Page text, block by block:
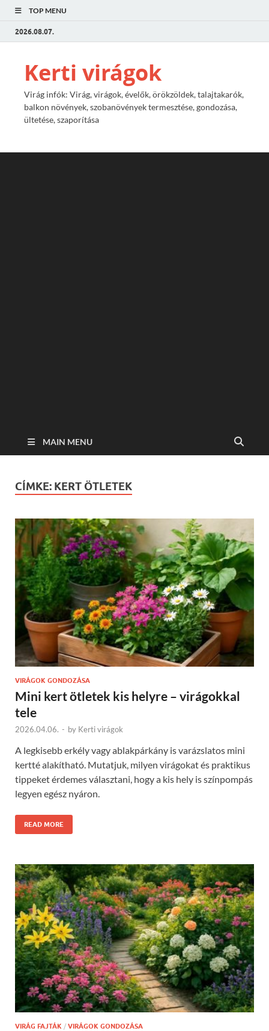
TOP MENU
2026.08.07.
Kerti virágok
Virág infók: Virág, virágok, évelők, örökzöldek, talajtakarók,
balkon növények, szobanövények termesztése, gondozása,
ültetése, szaporítása
MAIN MENU
CÍMKE: KERT ÖTLETEK
VIRÁGOK GONDOZÁSA
Mini kert ötletek kis helyre – virágokkal
tele
2026.04.06. - by Kerti virágok
A legkisebb erkély vagy ablakpárkány is varázslatos mini
kertté alakítható. Mutatjuk, milyen virágokat és praktikus
tippeket érdemes választani, hogy a kis hely is színpompás
legyen egész nyáron.
READ MORE
VIRÁG FAJTÁK / VIRÁGOK GONDOZÁSA